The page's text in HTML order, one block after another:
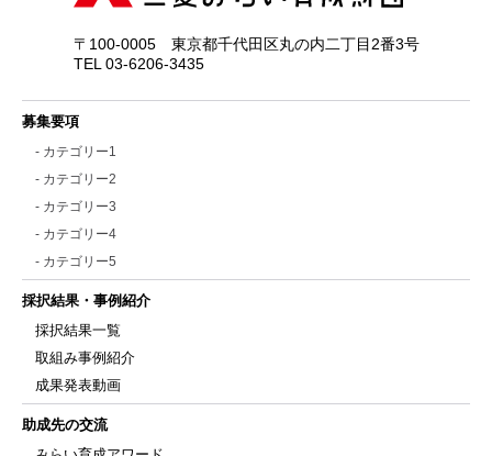
〒100-0005 東京都千代田区丸の内二丁目2番3号
TEL 03-6206-3435
募集要項
- カテゴリー1
- カテゴリー2
- カテゴリー3
- カテゴリー4
- カテゴリー5
採択結果・事例紹介
採択結果一覧
取組み事例紹介
成果発表動画
助成先の交流